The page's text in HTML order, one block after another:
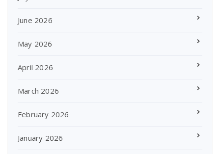
June 2026
May 2026
April 2026
March 2026
February 2026
January 2026